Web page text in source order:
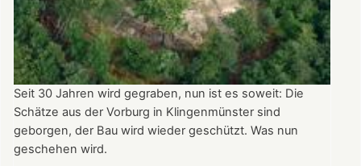
Seit 30 Jahren wird gegraben, nun ist es soweit: Die
Schätze aus der Vorburg in Klingenmünster sind
geborgen, der Bau wird wieder geschützt. Was nun
geschehen wird.